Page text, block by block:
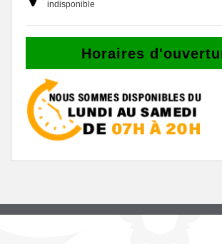
indisponible
Horaires